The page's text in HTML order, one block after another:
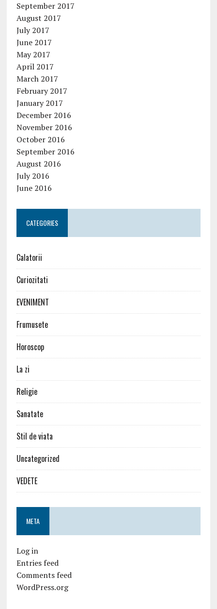
September 2017
August 2017
July 2017
June 2017
May 2017
April 2017
March 2017
February 2017
January 2017
December 2016
November 2016
October 2016
September 2016
August 2016
July 2016
June 2016
CATEGORIES
Calatorii
Curiozitati
EVENIMENT
Frumusete
Horoscop
La zi
Religie
Sanatate
Stil de viata
Uncategorized
VEDETE
META
Log in
Entries feed
Comments feed
WordPress.org